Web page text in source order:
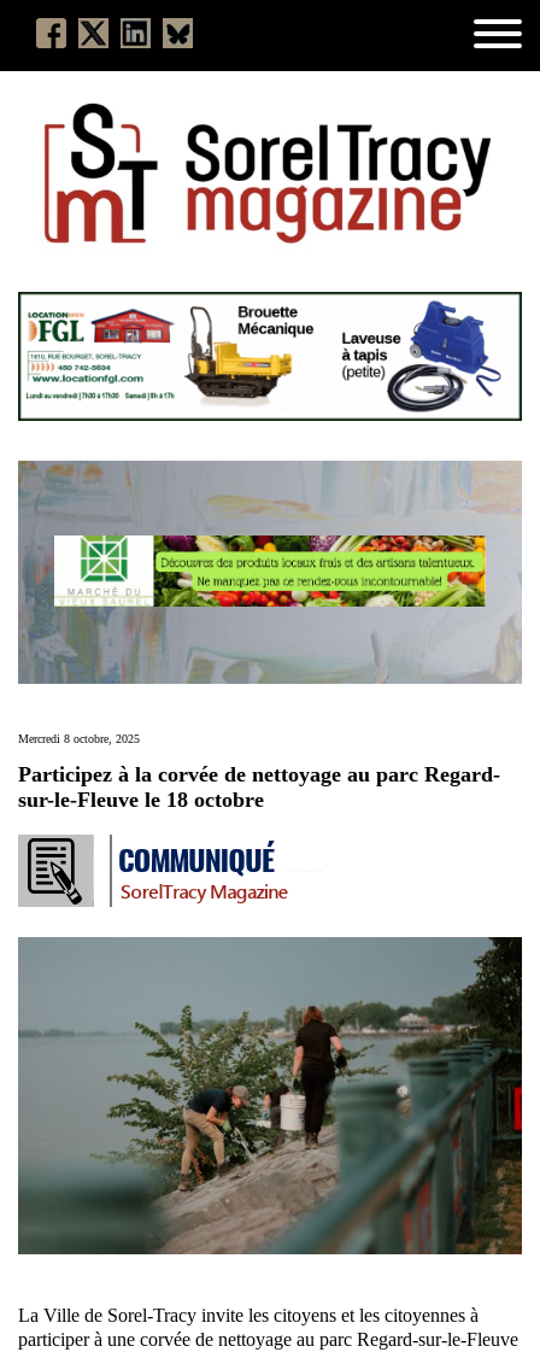
Mercredi 8 octobre, 2025
Participez à la corvée de nettoyage au parc Regard-
sur-le-Fleuve le 18 octobre
La Ville de Sorel-Tracy invite les citoyens et les citoyennes à
participer à une corvée de nettoyage au parc Regard-sur-le-Fleuve